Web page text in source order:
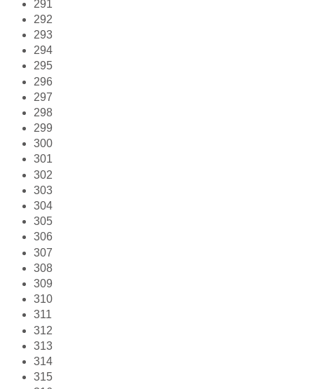
291
292
293
294
295
296
297
298
299
300
301
302
303
304
305
306
307
308
309
310
311
312
313
314
315